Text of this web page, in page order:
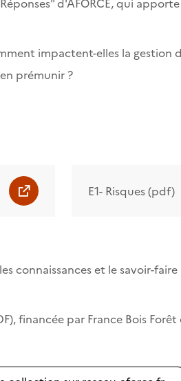
impactent-elles la gestion
prémunir ?
E1- Risques (pdf)
et le savoir-faire
financée par France Bois